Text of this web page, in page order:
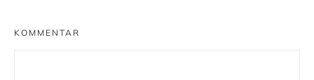
KOMMENTAR